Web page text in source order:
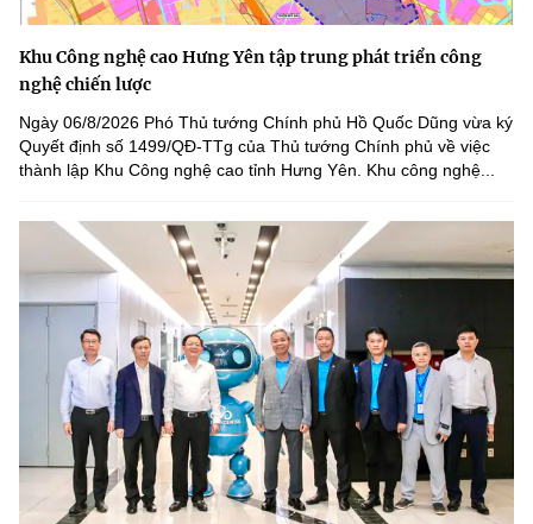
Khu Công nghệ cao Hưng Yên tập trung phát triển công
nghệ chiến lược
Ngày 06/8/2026 Phó Thủ tướng Chính phủ Hồ Quốc Dũng vừa ký
Quyết định số 1499/QĐ-TTg của Thủ tướng Chính phủ về việc
thành lập Khu Công nghệ cao tỉnh Hưng Yên. Khu công nghệ...